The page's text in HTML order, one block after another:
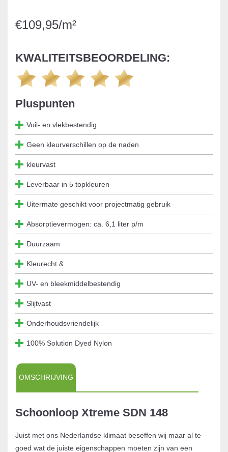
€109,95/m²
KWALITEITSBEOORDELING:
Pluspunten
Vuil- en vlekbestendig
Geen kleurverschillen op de naden
kleurvast
Leverbaar in 5 topkleuren
Uitermate geschikt voor projectmatig gebruik
Absorptievermogen: ca. 6,1 liter p/m
Duurzaam
Kleurecht &
UV- en bleekmiddelbestendig
Slijtvast
Onderhoudsvriendelijk
100% Solution Dyed Nylon
OMSCHRIJVING
Schoonloop Xtreme SDN 148
Juist met ons Nederlandse klimaat beseffen wij maar al te
goed wat de juiste eigenschappen moeten zijn van een